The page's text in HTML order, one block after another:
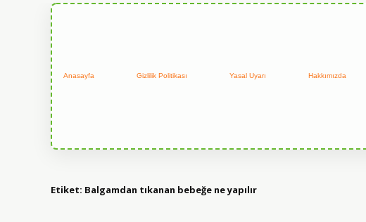
Anasayfa Gizlilik Politikası Yasal Uyarı Hakkımızda
Etiket: Balgamdan tıkanan bebeğe ne yapılır